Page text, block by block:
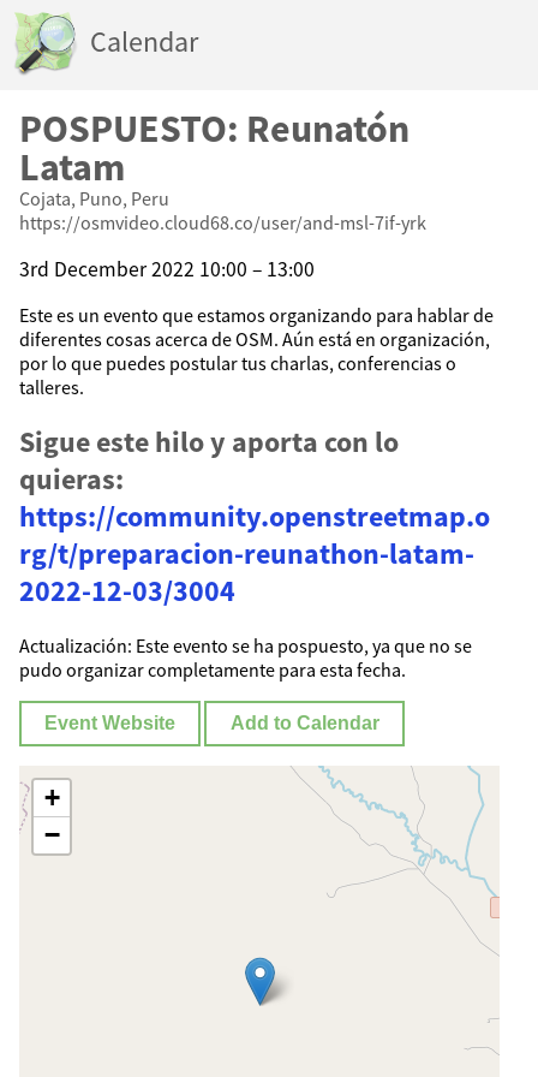
Calendar
POSPUESTO: Reunatón
Latam
Cojata, Puno, Peru
https://osmvideo.cloud68.co/user/and-msl-7if-yrk
3rd December 2022 10:00 – 13:00
Este es un evento que estamos organizando para hablar de
diferentes cosas acerca de OSM. Aún está en organización,
por lo que puedes postular tus charlas, conferencias o
talleres.
Sigue este hilo y aporta con lo
quieras:
https://community.openstreetmap.o
rg/t/preparacion-reunathon-latam-
2022-12-03/3004
Actualización: Este evento se ha pospuesto, ya que no se
pudo organizar completamente para esta fecha.
Event Website Add to Calendar
+
−